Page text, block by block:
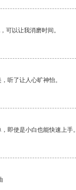
可以让我消磨时间。
听了让人心旷神怡。
即使是小白也能快速上手。